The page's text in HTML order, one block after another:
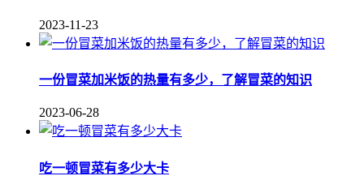
2023-11-23
一份冒菜加米饭的热量有多少，了解冒菜的知识
2023-06-28
吃一顿冒菜有多少大卡